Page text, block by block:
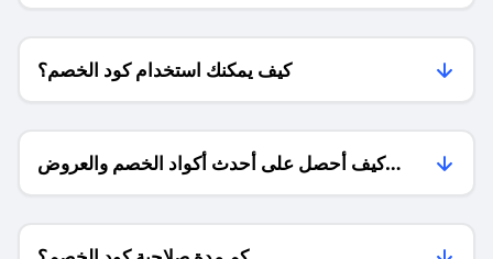
كيف يمكنك استخدام كود الخصم؟
كيف أحصل على أحدث أكواد الخصم والعروض
للمتاجر؟